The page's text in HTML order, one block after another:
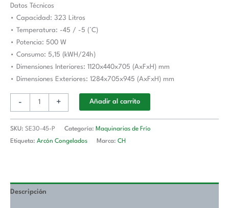
Datos Técnicos
• Capacidad: 323 Litros
• Temperatura: -45 / -5 (°C)
• Potencia: 500 W
• Consumo: 5,15 (kWH/24h)
• Dimensiones Interiores: 1120x440x705 (AxFxH) mm
• Dimensiones Exteriores: 1284x705x945 (AxFxH) mm
-
VIBORG
SE30-
45-
P
cantidad
+ Añadir al carrito
SKU: SE30-45-P Categoría: Maquinarias de Frío
Etiqueta: Arcón Congelados Marca: CH
Descripción